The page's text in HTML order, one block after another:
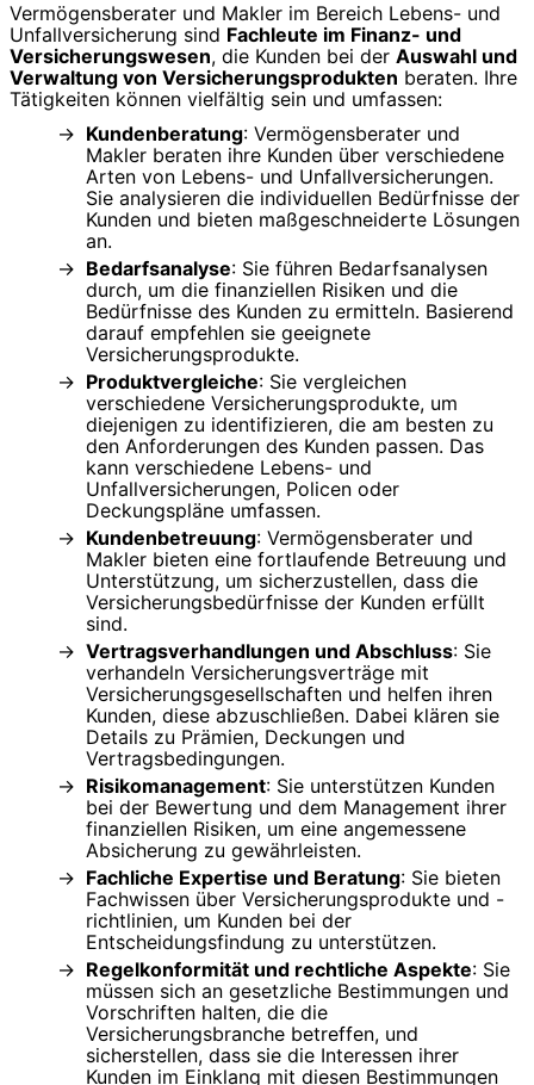
Vermögensberater und Makler im Bereich Lebens- und
Unfallversicherung sind Fachleute im Finanz- und
Versicherungswesen, die Kunden bei der Auswahl und
Verwaltung von Versicherungsprodukten beraten. Ihre
Tätigkeiten können vielfältig sein und umfassen:
Kundenberatung: Vermögensberater und
Makler beraten ihre Kunden über verschiedene
Arten von Lebens- und Unfallversicherungen.
Sie analysieren die individuellen Bedürfnisse der
Kunden und bieten maßgeschneiderte Lösungen
an.
Bedarfsanalyse: Sie führen Bedarfsanalysen
durch, um die finanziellen Risiken und die
Bedürfnisse des Kunden zu ermitteln. Basierend
darauf empfehlen sie geeignete
Versicherungsprodukte.
Produktvergleiche: Sie vergleichen
verschiedene Versicherungsprodukte, um
diejenigen zu identifizieren, die am besten zu
den Anforderungen des Kunden passen. Das
kann verschiedene Lebens- und
Unfallversicherungen, Policen oder
Deckungspläne umfassen.
Kundenbetreuung: Vermögensberater und
Makler bieten eine fortlaufende Betreuung und
Unterstützung, um sicherzustellen, dass die
Versicherungsbedürfnisse der Kunden erfüllt
sind.
Vertragsverhandlungen und Abschluss: Sie
verhandeln Versicherungsverträge mit
Versicherungsgesellschaften und helfen ihren
Kunden, diese abzuschließen. Dabei klären sie
Details zu Prämien, Deckungen und
Vertragsbedingungen.
Risikomanagement: Sie unterstützen Kunden
bei der Bewertung und dem Management ihrer
finanziellen Risiken, um eine angemessene
Absicherung zu gewährleisten.
Fachliche Expertise und Beratung: Sie bieten
Fachwissen über Versicherungsprodukte und -
richtlinien, um Kunden bei der
Entscheidungsfindung zu unterstützen.
Regelkonformität und rechtliche Aspekte: Sie
müssen sich an gesetzliche Bestimmungen und
Vorschriften halten, die die
Versicherungsbranche betreffen, und
sicherstellen, dass sie die Interessen ihrer
Kunden im Einklang mit diesen Bestimmungen